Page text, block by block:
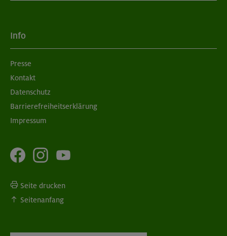
Info
Presse
Kontakt
Datenschutz
Barrierefreiheitserklärung
Impressum
Seite drucken
Seitenanfang